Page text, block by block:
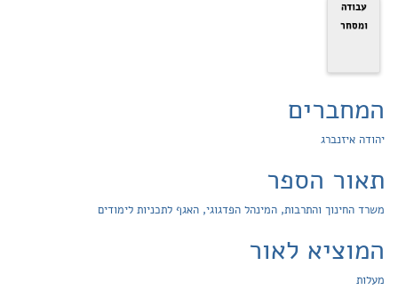
עבודה
ומסחר
המחברים
יהודה איזנברג
תאור הספר
משרד החינוך והתרבות, המינהל הפדגוגי, האגף לתכניות לימודים
המוציא לאור
מעלות